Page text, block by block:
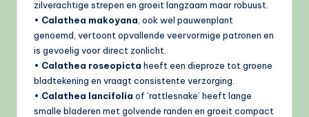
zilverachtige strepen en groeit langzaam maar robuust.
• Calathea makoyana , ook wel pauwenplant
genoemd, vertoont opvallende veervormige patronen en
is gevoelig voor direct zonlicht.
• Calathea roseopicta heeft een dieproze tot groene
bladtekening en vraagt consistente verzorging.
• Calathea lancifolia of ‘rattlesnake’ heeft lange
smalle bladeren met golvende randen en groeit compact